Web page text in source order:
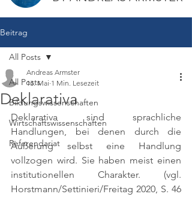
Beitrag
All Posts
Bildungswissenschaften
Wirtschaftswissenschaften
Referendariat
All Posts
Deklarativa
Andreas Armster
13. Mai 1 Min. Lesezeit
Deklarativa sind sprachliche
Handlungen, bei denen durch die
Äußerung selbst eine Handlung
vollzogen wird. Sie haben meist einen
institutionellen Charakter. (vgl.
Horstmann/Settinieri/Freitag 2020, S. 46